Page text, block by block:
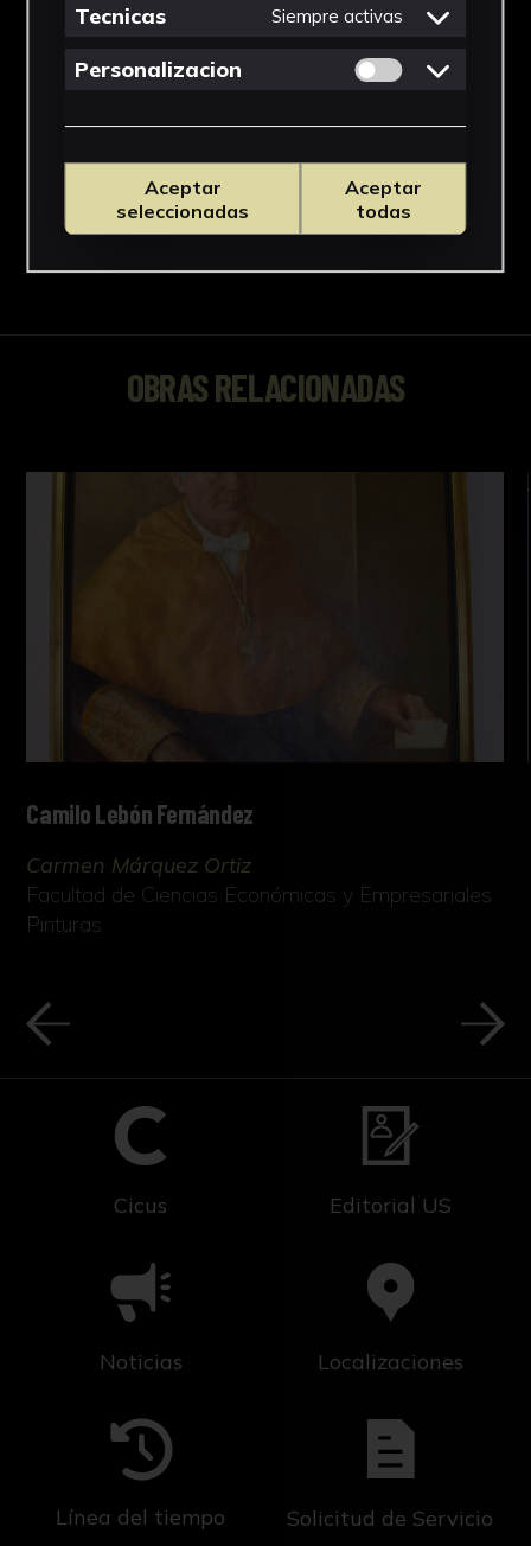
OBRAS RELACIONADAS
Camilo Lebón Fernández
Carmen Márquez Ortiz
Facultad de Ciencias Económicas y Empresariales
Pinturas
Cicus Editorial US
Noticias Localizaciones
Línea del tiempo Solicitud de Servicio
Tecnicas Siempre activas
Personalizacion Permitir cookies
Aceptar
seleccionadas
Aceptar
todas